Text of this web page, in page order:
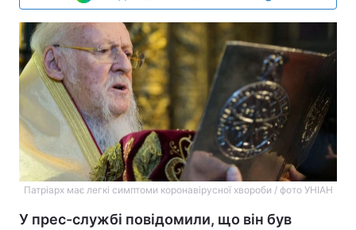
Патріарх має легкі симптоми коронавірусної хвороби / фото УНІАН
У прес-службі повідомили, що він був